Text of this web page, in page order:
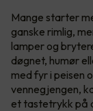
Mange starter
ganske rimlig,
lamper og
døgnet, humør
med fyr i peisen
vennegjengen,
et tastetrykk på